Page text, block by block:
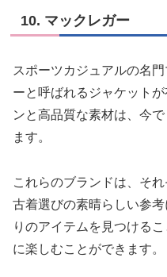
10. マックレガー
スポーツカジュアルの名
ーと呼ばれるジャケット
ンと高品質な素材は、今
ます。
これらのブランドは、そ
古着選びの素晴らしい参
りのアイテムを見つける
に楽しむことができます。